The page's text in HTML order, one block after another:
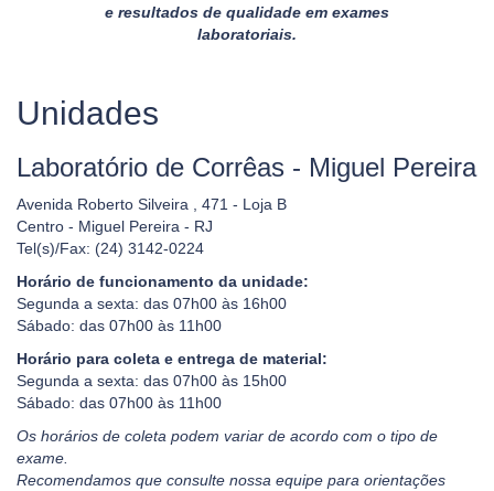
e resultados de qualidade em exames
laboratoriais.
Unidades
Laboratório de Corrêas - Miguel Pereira
Avenida Roberto Silveira , 471 - Loja B
Centro - Miguel Pereira - RJ
Tel(s)/Fax: (24) 3142-0224
Horário de funcionamento da unidade:
Segunda a sexta: das 07h00 às 16h00
Sábado: das 07h00 às 11h00
Horário para coleta e entrega de material:
Segunda a sexta: das 07h00 às 15h00
Sábado: das 07h00 às 11h00
Os horários de coleta podem variar de acordo com o tipo de
exame.
Recomendamos que consulte nossa equipe para orientações